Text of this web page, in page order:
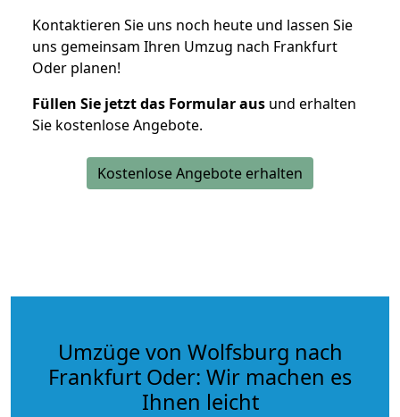
Kontaktieren Sie uns noch heute und lassen Sie
uns gemeinsam Ihren Umzug nach Frankfurt
Oder planen!
Füllen Sie jetzt das Formular aus und erhalten
Sie kostenlose Angebote.
Kostenlose Angebote erhalten
Umzüge von Wolfsburg nach
Frankfurt Oder: Wir machen es
Ihnen leicht